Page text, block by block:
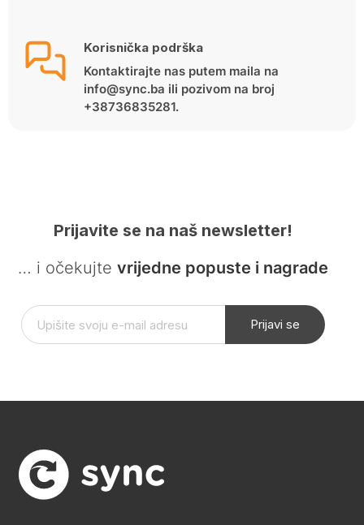
Korisnička podrška
Kontaktirajte nas putem maila na
info@sync.ba ili pozivom na broj
+38736835281.
Prijavite se na naš newsletter!
… i očekujte vrijedne popuste i nagrade
Prijavi se